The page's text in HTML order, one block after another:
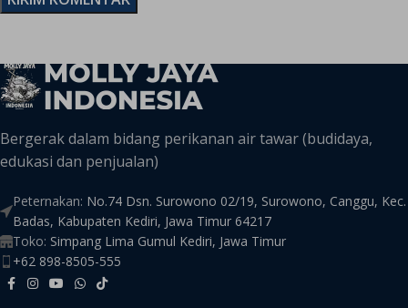
Bergerak dalam bidang perikanan air tawar (budidaya,
edukasi dan penjualan)
Peternakan: No.74 Dsn. Surowono 02/19, Surowono, Canggu, Kec.
Badas, Kabupaten Kediri, Jawa Timur 64217
Toko: Simpang Lima Gumul Kediri, Jawa Timur
+62 898-8505-555